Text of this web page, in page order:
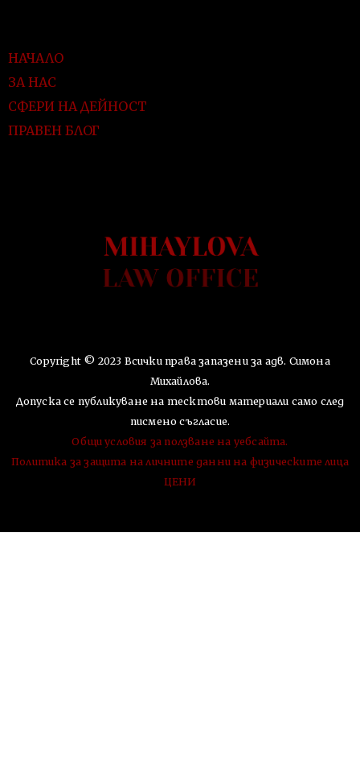
НАЧАЛО
ЗА НАС
СФЕРИ НА ДЕЙНОСТ
ПРАВЕН БЛОГ
Copyright © 2023 Всички права запазени за адв. Симона
Михайлова.
Допуска се публикуване на тесктови материали само след
писмено съгласие.
Общи условия за ползване на уебсайта.
Политика за защита на личните данни на физическите лица
ЦЕНИ